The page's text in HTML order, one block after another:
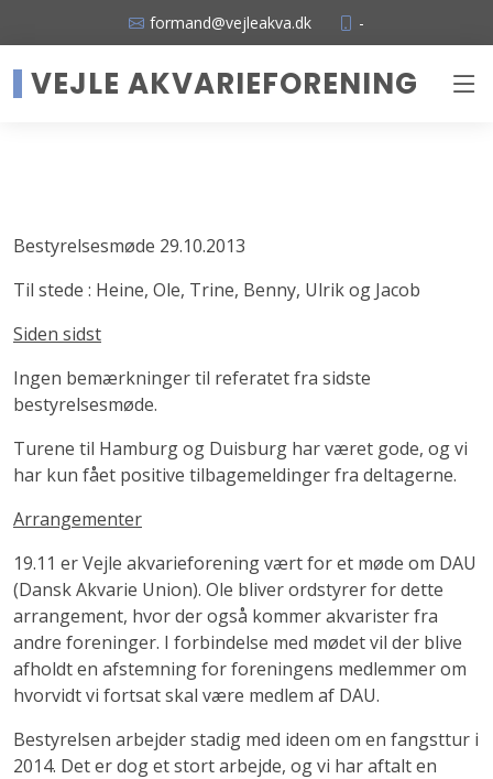
formand@vejleakva.dk -
VEJLE AKVARIEFORENING
Bestyrelsesmøde 29.10.2013
Til stede : Heine, Ole, Trine, Benny, Ulrik og Jacob
Siden sidst
Ingen bemærkninger til referatet fra sidste
bestyrelsesmøde.
Turene til Hamburg og Duisburg har været gode, og vi
har kun fået positive tilbagemeldinger fra deltagerne.
Arrangementer
19.11 er Vejle akvarieforening vært for et møde om DAU
(Dansk Akvarie Union). Ole bliver ordstyrer for dette
arrangement, hvor der også kommer akvarister fra
andre foreninger. I forbindelse med mødet vil der blive
afholdt en afstemning for foreningens medlemmer om
hvorvidt vi fortsat skal være medlem af DAU.
Bestyrelsen arbejder stadig med ideen om en fangsttur i
2014. Det er dog et stort arbejde, og vi har aftalt en